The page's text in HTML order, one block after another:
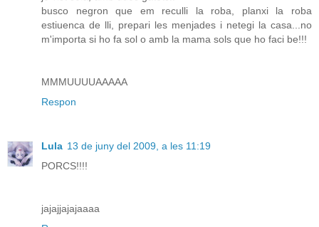
busco negron que em reculli la roba, planxi la roba
estiuenca de lli, prepari les menjades i netegi la casa...no
m'importa si ho fa sol o amb la mama sols que ho faci be!!!
MMMUUUUAAAAA
Respon
Lula 13 de juny del 2009, a les 11:19
PORCS!!!!
jajajjajajaaaa